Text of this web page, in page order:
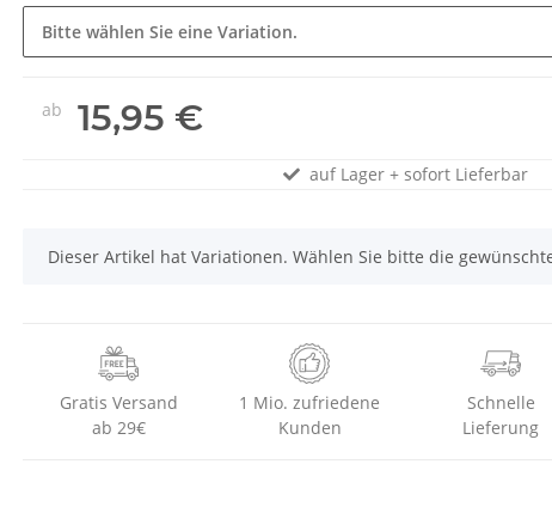
Bitte wählen Sie eine Variation.
ab 15,95 €
auf Lager + sofort Lieferbar
x
Dieser Artikel hat Variationen. Wählen Sie bitte die
Gratis Versand
ab 29€
1 Mio. zufriedene
Kunden
Schnelle
Lieferung